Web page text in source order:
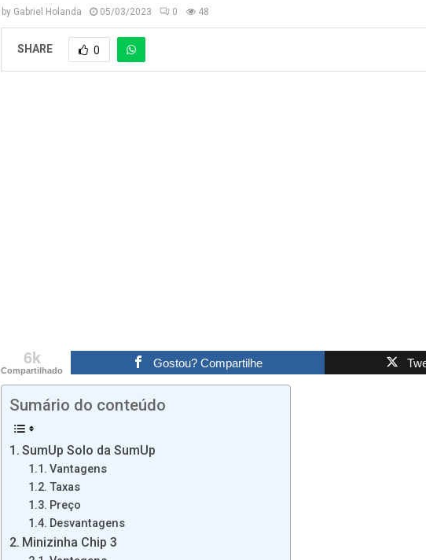
by Gabriel Holanda 05/03/2023 0 48
SHARE 0
6k
Compartilhado
Gostou? Compartilhe
Sumário do conteúdo
SumUp Solo da SumUp
Vantagens
Taxas
Preço
Desvantagens
Minizinha Chip 3